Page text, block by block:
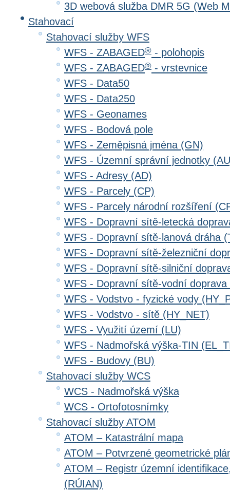
3D webová služba DMR 5G (Web
Stahovací
Stahovací služby WFS
WFS - ZABAGED® - polohopis
WFS - ZABAGED® - vrstevnice
WFS - Data50
WFS - Data250
WFS - Geonames
WFS - Bodová pole
WFS - Zeměpisná jména (GN)
WFS - Územní správní jednotky
WFS - Adresy (AD)
WFS - Parcely (CP)
WFS - Parcely národní rozšíření
WFS - Dopravní sítě-letecká
WFS - Dopravní sítě-lanová dráha
WFS - Dopravní sítě-železniční
WFS - Dopravní sítě-silniční
WFS - Dopravní sítě-vodní doprava
WFS - Vodstvo - fyzické vody
WFS - Vodstvo - sítě (HY_NET)
WFS - Využití území (LU)
WFS - Nadmořská výška-TIN
WFS - Budovy (BU)
Stahovací služby WCS
WCS - Nadmořská výška
WCS - Ortofotosnímky
Stahovací služby ATOM
ATOM – Katastrální mapa
ATOM – Potvrzené geometrické
ATOM – Registr územní
(RÚIAN)